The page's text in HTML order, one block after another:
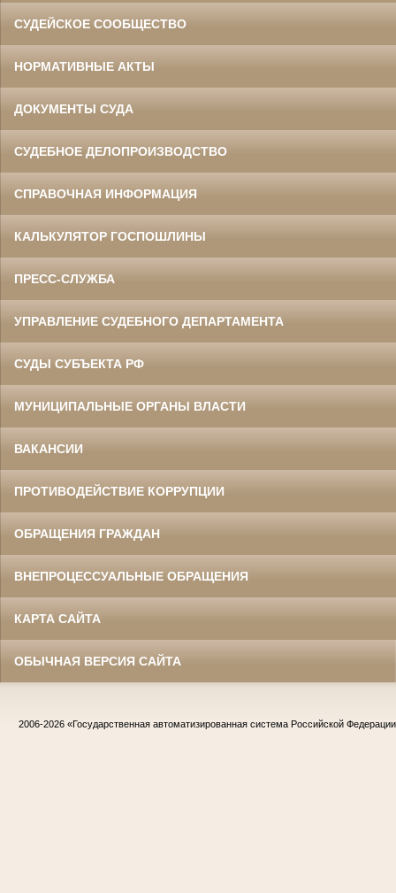
СУДЕЙСКОЕ СООБЩЕСТВО
НОРМАТИВНЫЕ АКТЫ
ДОКУМЕНТЫ СУДА
СУДЕБНОЕ ДЕЛОПРОИЗВОДСТВО
СПРАВОЧНАЯ ИНФОРМАЦИЯ
КАЛЬКУЛЯТОР ГОСПОШЛИНЫ
ПРЕСС-СЛУЖБА
УПРАВЛЕНИЕ СУДЕБНОГО ДЕПАРТАМЕНТА
СУДЫ СУБЪЕКТА РФ
МУНИЦИПАЛЬНЫЕ ОРГАНЫ ВЛАСТИ
ВАКАНСИИ
ПРОТИВОДЕЙСТВИЕ КОРРУПЦИИ
ОБРАЩЕНИЯ ГРАЖДАН
ВНЕПРОЦЕССУАЛЬНЫЕ ОБРАЩЕНИЯ
КАРТА САЙТА
ОБЫЧНАЯ ВЕРСИЯ САЙТА
2006-2026 «Государственная автоматизированная система Российской